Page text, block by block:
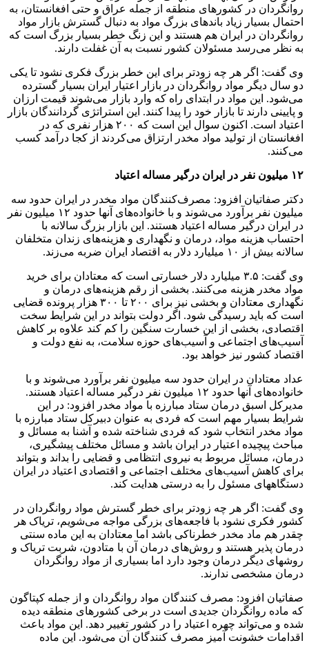
روانگردان در کشورهای منطقه از جمله عراق و حتی افغانستان، به
احتمال بسیار زیاد باندهای بزرگ مواد به دنبال گسترش بازار مواد
روانگردان در ایران هم هستند و این زنگ خطر بسیار بزرگ است که
به نظر می‌رسد مسئولان کشور نسبت به آن غفلت دارند.
وی گفت: اگر هر چه زودتر برای این خطر بزرگ فکری نشود تا یکی
دو سال دیگر مواد روانگردان در بازار اعتیار ایران بسیار گسترده
می‌شود. این مواد در ابتدای راه که وارد بازار می‌شوند قیمت ارزان
و پایینی دارند تا بازار خود را پیدا کنند. این استراتژی گردانندگان بازار
اعتیاد است. اکنون سوال این است که ۲۰۰ هزار نفری که در
افغانستان از تولید مواد مخدر ارتزاق می‌کردند از کجا درآمد کسب
می‌کنند.
۱۲ میلیون نفر در ایران درگیر مساله اعتیاد
دکتر صفاتیان افزود: مصرف‌کنندگان مواد مخدر در ایران حدود سه
میلیون نفر برآورد می‌شوند و با خانواده‌های آنها حدود ۱۲ میلیون نفر
در ایران درگیر مساله اعتیاد هستند. این بازار بزرگ سالانه با
احتساب هزینه مواد، درمان و نگهداری و هزینه‌های زندان متخلفان
سالانه بیش از ۱۰ میلیارد دلار به اقتصاد ایران ضربه می‌زند.
وی گفت: ۳.۵ میلیارد دلار خسارتی است که معتادان برای خرید
مواد مخدر هزینه می‌کنند.‌ بخشی از رقم هزینه‌های درمان و
نگهداری معتادان و بخشی نیز برای ۲۰۰ تا ۳۰۰ هزار پرونده قضایی
است که باید رسیدگی شود. اگر دولت بتواند در این شرایط سخت
اقتصادی، بخشی از این خسارت سنگین را کم کند علاوه بر کاهش
آسیب‌های اجتماعی و آسیب‌های حوزه سلامت، به نفع دولت و
اقتصاد کشور نیز خواهد بود.
عداد معتادان در ایران حدود سه میلیون نفر برآورد می‌شوند و با
خانواده‌های آنها حدود ۱۲ میلیون نفر درگیر مساله اعتیاد هستند.
مدیرکل اسبق درمان ستاد مبارزه با مواد مخدر افزود: در این
شرایط بسیار مهم است که فردی به عنوان دبیرکل ستاد مبارزه با
مواد مخدر انتخاب شود که فردی شناخته شده و آشنا به مسائل و
مباحث پیچیده اعتیار در ایران باشد و مسائل مختلف پیشگیری،
درمان،‌ مسائل مربوط به نیروی انتظامی و قضایی را بداند و بتواند
برای کاهش آسیب‌های مختلف اجتماعی و اقتصادی اعتیاد در ایران
دستگاههای مسئول را به درستی هدایت کند.
وی گفت: اگر هر چه زودتر برای خطر گسترش مواد روانگردان در
کشور فکری نشود با فاجعه‌های بزرگی مواجه می‌شویم، تریاک هر
چقدر هم ماد مخدر خطرناکی باشد اما معتادان به این ماده سنتی
درمان پذیر هستند و روش‌های درمان آن با متادون، شربت تریاک و
روشهای دیگر درمان وجود دارد اما بسیاری از مواد روانگردان
درمان مشخصی ندارند.
صفاتیان افزود:‌ مصرف کنندگان مواد روانگردان و از جمله کپتاگون
که ماده روانگردان جدیدی است در برخی کشورهای منطقه دیده
شده و می‌تواند چهره اعتیاد را در کشور تغییر دهد. این مواد باعث
اقدامات خشونت آمیز مصرف کنندگان آن می‌شود. این ماده